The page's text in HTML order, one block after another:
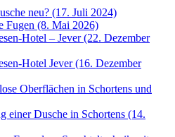
neu? (17. Juli 2024)
Fugen (8. Mai 2026)
Hotel – Jever (22. Dezember
Hotel Jever (16. Dezember
Oberflächen in Schortens und
einer Dusche in Schortens (14.